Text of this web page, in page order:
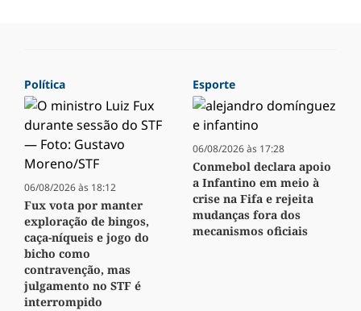
Política
06/08/2026 às 18:12
Fux vota por manter
exploração de bingos,
caça-níqueis e jogo do
bicho como
contravenção, mas
julgamento no STF é
interrompido
Esporte
06/08/2026 às 17:28
Conmebol declara apoio
a Infantino em meio à
crise na Fifa e rejeita
mudanças fora dos
mecanismos oficiais